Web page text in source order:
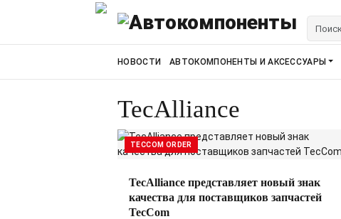
НОВОСТИ АВТОКОМПОНЕНТЫ И АКСЕССУАРЫ
TecAlliance
TECCOM ORDER
TecAlliance представляет новый знак
качества для поставщиков запчастей
TecCom